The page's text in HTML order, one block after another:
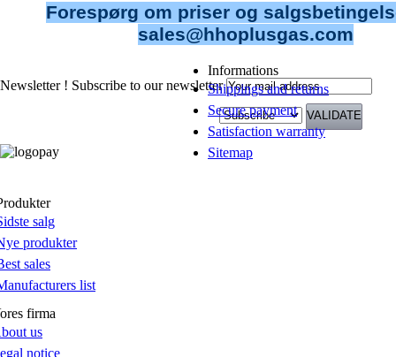
Forespørg om priser og
sales@hhoplusgas.com
Newsletter ! Subscribe to our newsletter
Informations
Shippings and returns
Secure payment
Satisfaction warranty
Sitemap
salg
produkter
sales
list
firma
us
notice